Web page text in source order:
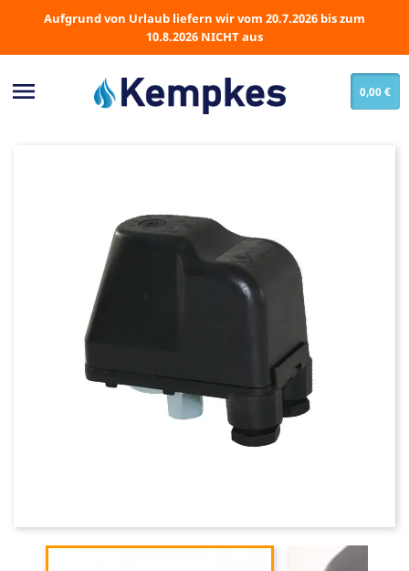
Aufgrund von Urlaub liefern wir vom 20.7.2026 bis zum
10.8.2026 NICHT aus
 0,00 €